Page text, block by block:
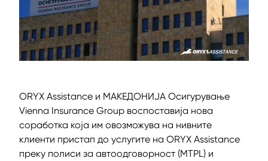
ORYX Assistance и МАКЕДОНИЈА Oсигурување
Vienna Insurance Group воспоставија нова
соработка која им овозможува на нивните
клиенти пристап до услугите на ORYX Assistance
преку полиси за автоодговорност (MTPL) и